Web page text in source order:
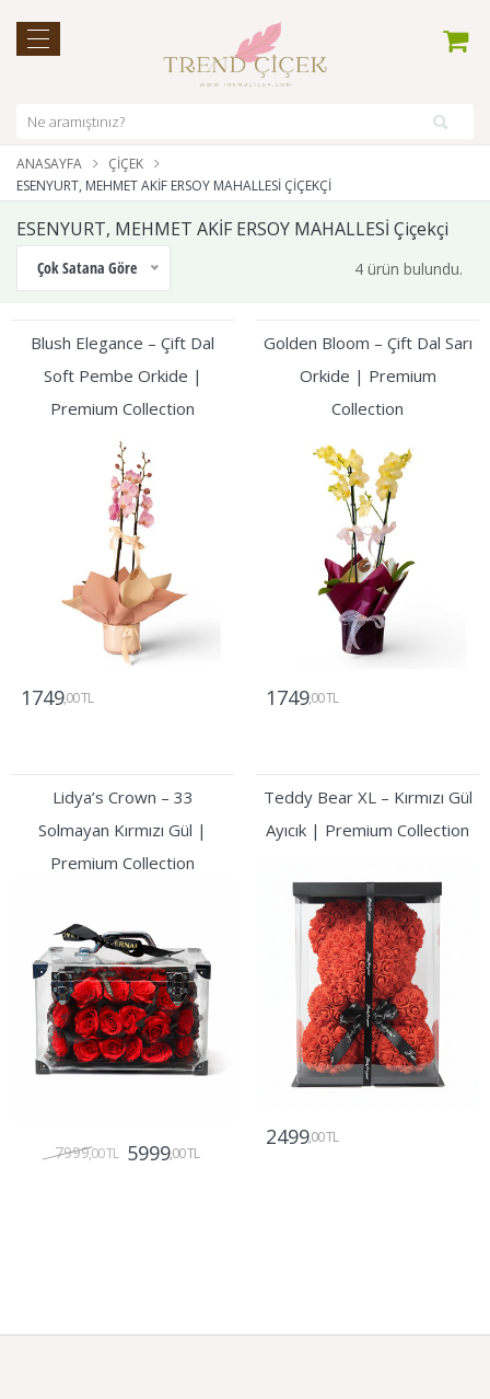
ANASAYFA
ÇIÇEK
ESENYURT, MEHMET AKİF ERSOY MAHALLESİ ÇIÇEKÇI
ESENYURT, MEHMET AKİF ERSOY MAHALLESİ Çiçekçi
Çok Satana Göre 4 ürün bulundu.
Blush Elegance – Çift Dal
Soft Pembe Orkide |
Premium Collection
1749,00 TL
Golden Bloom – Çift Dal Sarı
Orkide | Premium
Collection
1749,00 TL
Lidya’s Crown – 33
Solmayan Kırmızı Gül |
Premium Collection
7999,00 TL 5999,00 TL
Teddy Bear XL – Kırmızı Gül
Ayıcık | Premium Collection
2499,00 TL